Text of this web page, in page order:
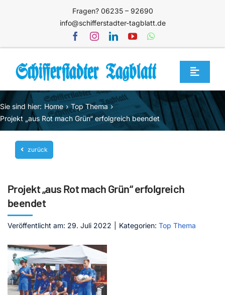
Fragen? 06235 – 92690
info@schifferstadter-tagblatt.de
Toggle
Home
Themen
Blog
Unternehmen
Mediathek
Jetzt abonnieren
Sie sind hier: Home
Top Thema
Projekt „aus Rot mach Grün“ erfolgreich beendet
zurück
Projekt „aus Rot mach Grün“ erfolgreich
beendet
Veröffentlicht am: 29. Juli 2022 Kategorien: Top Thema